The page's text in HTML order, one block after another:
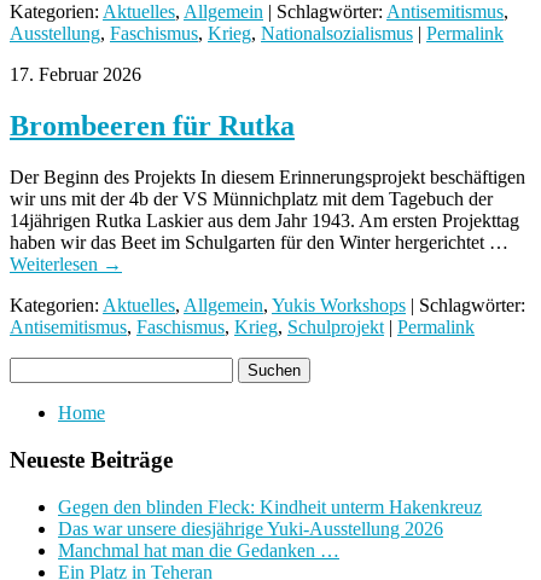
Kategorien: Aktuelles, Allgemein | Schlagwörter: Antisemitismus,
Ausstellung, Faschismus, Krieg, Nationalsozialismus
Permalink
17. Februar 2026
Brombeeren für Rutka
Der Beginn des Projekts In diesem Erinnerungsprojekt beschäftigen
wir uns mit der 4b der VS Münnichplatz mit dem Tagebuch der
14jährigen Rutka Laskier aus dem Jahr 1943. Am ersten Projekttag
haben wir das Beet im Schulgarten für den Winter hergerichtet …
Weiterlesen →
Kategorien: Aktuelles, Allgemein, Yukis Workshops | Schlagwörter:
Antisemitismus, Faschismus, Krieg, Schulprojekt | Permalink
Home
Neueste Beiträge
Gegen den blinden Fleck: Kindheit unterm Hakenkreuz
Das war unsere diesjährige Yuki-Ausstellung 2026
Manchmal hat man die Gedanken …
Ein Platz in Teheran